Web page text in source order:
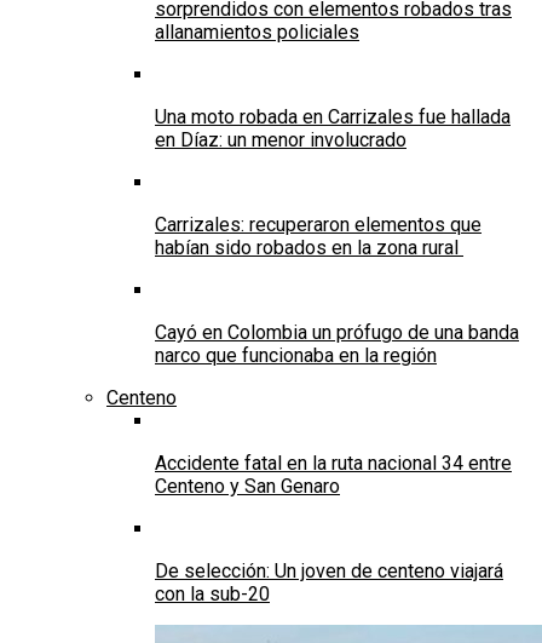
sorprendidos con elementos robados tras
allanamientos policiales
Una moto robada en Carrizales fue hallada
en Díaz: un menor involucrado
Carrizales: recuperaron elementos que
habían sido robados en la zona rural
Cayó en Colombia un prófugo de una banda
narco que funcionaba en la región
Centeno
Accidente fatal en la ruta nacional 34 entre
Centeno y San Genaro
De selección: Un joven de centeno viajará
con la sub-20